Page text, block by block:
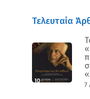
Τελευταία
7